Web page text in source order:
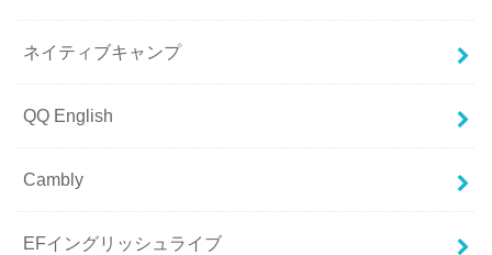
ネイティブキャンプ
QQ English
Cambly
EFイングリッシュライブ